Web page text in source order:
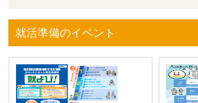
就活準備のイベント